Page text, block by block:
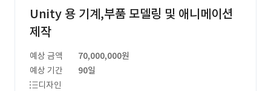
Unity 용 기계,부품 모델링 및 애니메이션
제작
예상 금액
70,000,000원
예상 기간
90일
디자인